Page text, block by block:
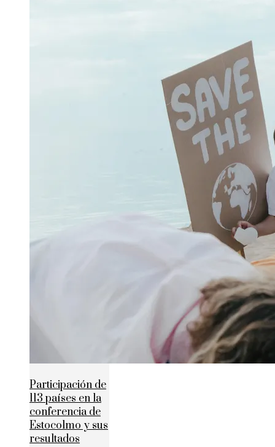
Participación de
113 países en la
conferencia de
Estocolmo y sus
resultados